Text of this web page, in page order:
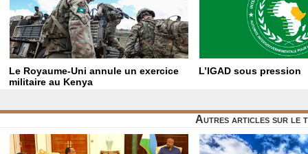
Le Royaume-Uni annule un exercice
militaire au Kenya
L’IGAD sous pression
Autres articles sur le